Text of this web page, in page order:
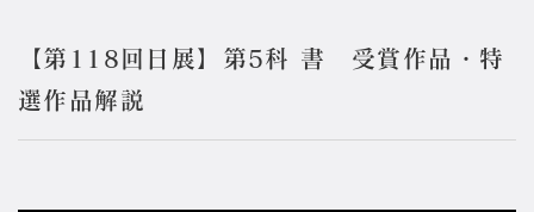
【第118回日展】第5科 書 受賞作品・特
選作品解説